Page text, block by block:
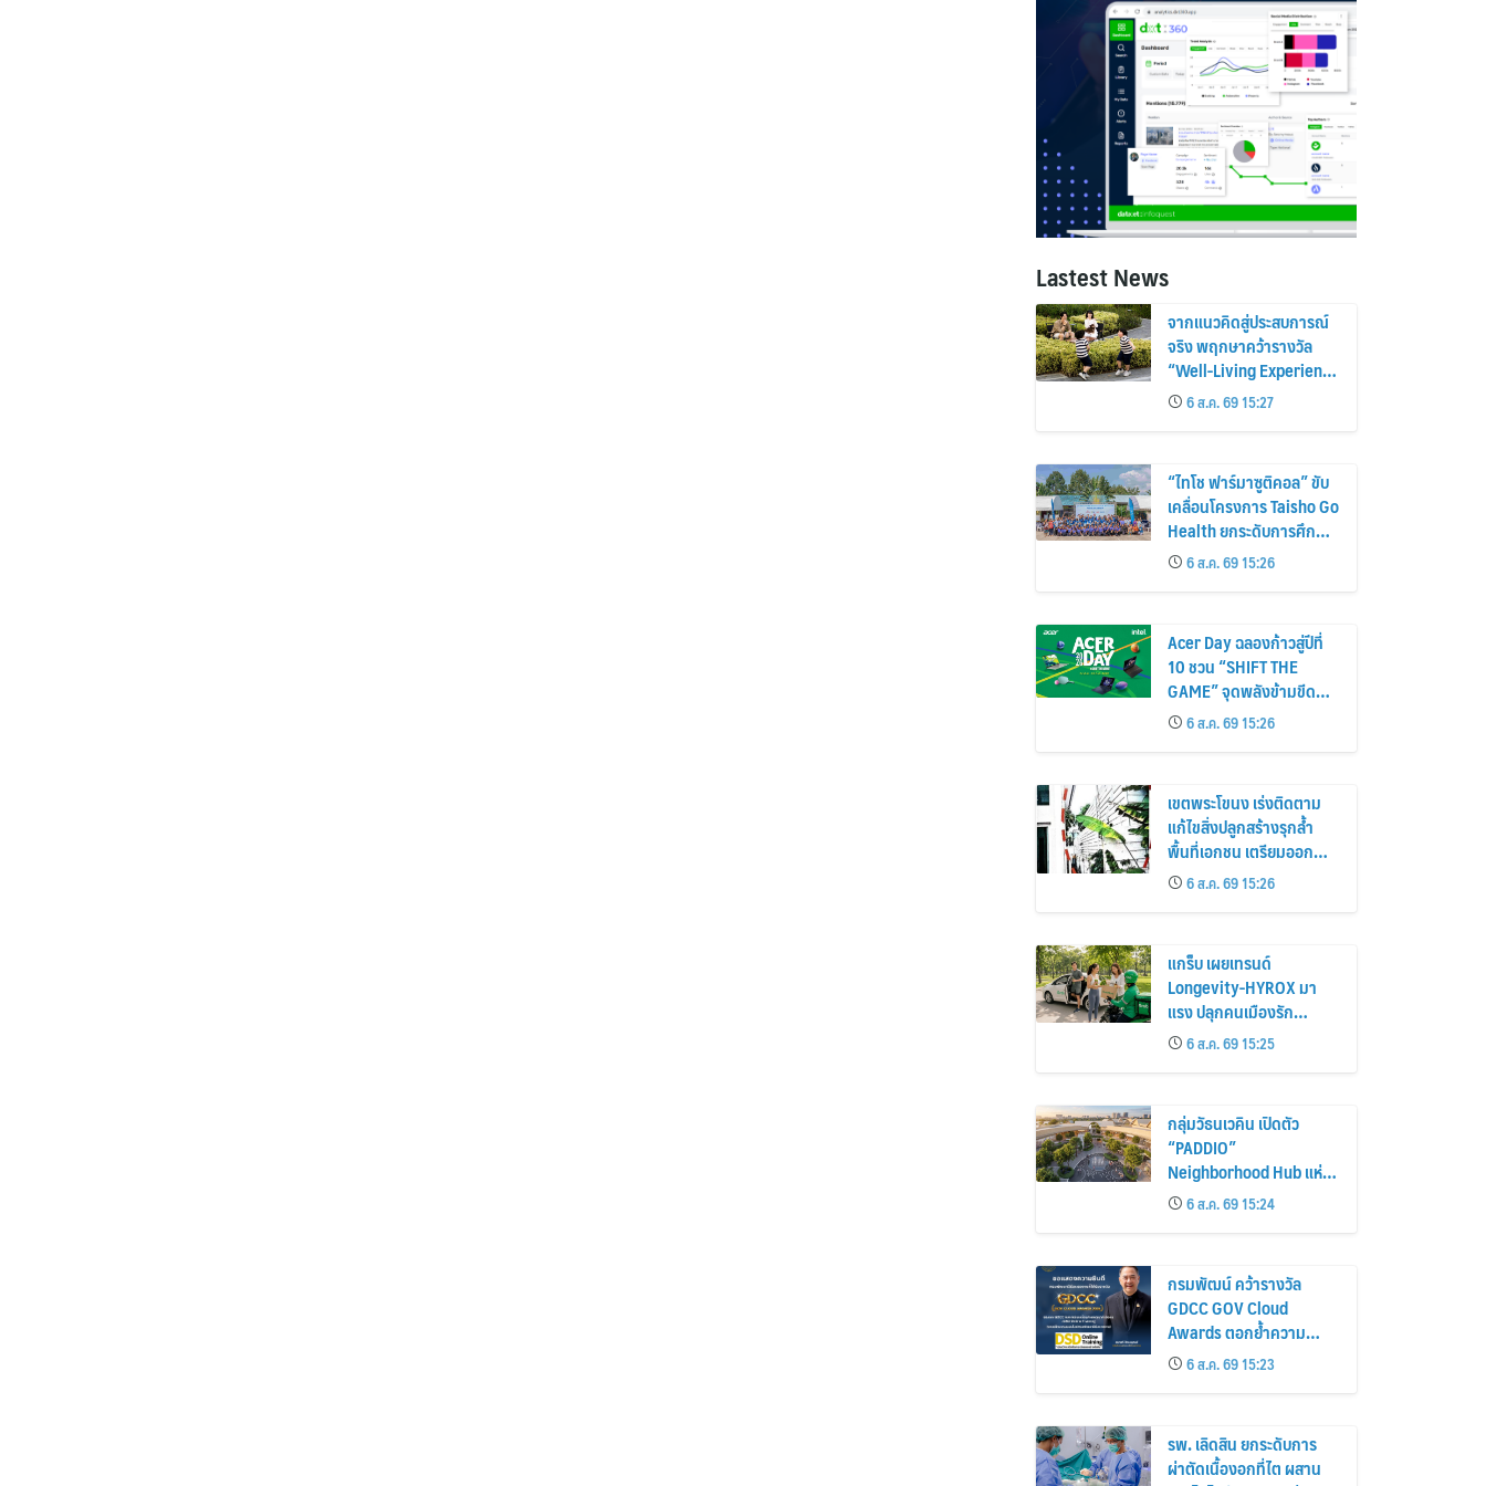
Lastest News
จากแนวคิดสู่ประสบการณ์
จริง พฤกษาคว้ารางวัล
“Well-Living Experience
Award” ตอกย้ำ “อยู่ดี…
ทั้งชีวิต” ที่สัมผัสได้ในทุก
วัน
6 ส.ค. 69 15:27
“ไทโช ฟาร์มาซูติคอล” ขับ
เคลื่อนโครงการ Taisho Go
Health ยกระดับการศึกษา
กีฬา และสาธารณสุขชุมชน
ระยอง
6 ส.ค. 69 15:26
Acer Day ฉลองก้าวสู่ปีที่
10 ชวน “SHIFT THE
GAME” จุดพลังข้ามขีด
จำกัด พลิกบทใหม่ในแบบ
ของคุณ
6 ส.ค. 69 15:26
เขตพระโขนง เร่งติดตาม
แก้ไขสิ่งปลูกสร้างรุกล้ำ
พื้นที่เอกชน เตรียมออกคำ
สั่งตามกฎหมาย หากไม่
ดำเนินการภายในกำหนด
6 ส.ค. 69 15:26
แกร็บ เผยเทรนด์
Longevity-HYROX มา
แรง ปลุกคนเมืองรัก
สุขภาพ
6 ส.ค. 69 15:25
กลุ่มวัธนเวคิน เปิดตัว
“PADDIO”
Neighborhood Hub แห่ง
ใหม่ของบางนา เฟสแรก
แผนพัฒนาที่ดิน 400 ไร่
6 ส.ค. 69 15:24
กรมพัฒน์ คว้ารางวัล
GDCC GOV Cloud
Awards ตอกย้ำความ
สำเร็จของระบบ DSD
Online Training ในการขับ
เคลื่อนการพัฒนากำลังคน
6 ส.ค. 69 15:23
รพ. เลิดสิน ยกระดับการ
ผ่าตัดเนื้องอกที่ไต ผสาน